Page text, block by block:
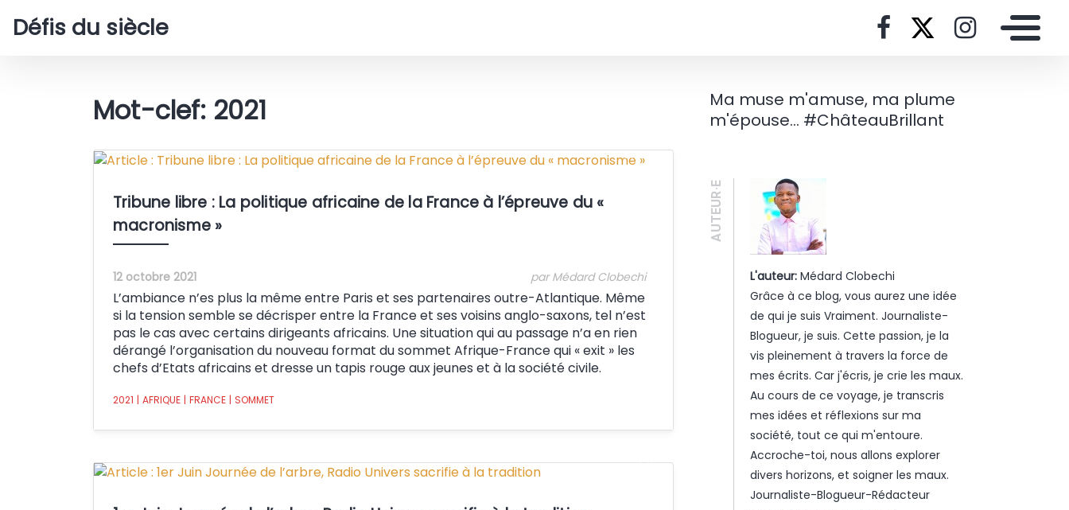
Défis du siècle
Mot-clef: 2021
Crédit:
Tribune libre : La politique africaine de la France à l’épreuve du «
macronisme »
12 octobre 2021 par Médard Clobechi
L’ambiance n’es plus la même entre Paris et ses partenaires outre-Atlantique. Même
si la tension semble se décrisper entre la France et ses voisins anglo-saxons, tel n’est
pas le cas avec certains dirigeants africains. Une situation qui au passage n’a en rien
dérangé l’organisation du nouveau format du sommet Afrique-France qui « exit » les
chefs d’Etats africains et dresse un tapis rouge aux jeunes et à la société civile.
2021 | AFRIQUE | FRANCE | SOMMET
Crédit:
Ma muse m'amuse, ma plume
m'épouse... #ChâteauBrillant
AUTEUR·E
L'auteur:Médard Clobechi
Grâce à ce blog, vous aurez une idée
de qui je suis Vraiment. Journaliste-
Blogueur, je suis. Cette passion, je la
vis pleinement à travers la force de
mes écrits. Car j'écris, je crie les maux.
Au cours de ce voyage, je transcris
mes idées et réflexions sur ma
société, tout ce qui m'entoure.
Accroche-toi, nous allons explorer
divers horizons, et soigner les maux.
Journaliste-Blogueur-Rédacteur